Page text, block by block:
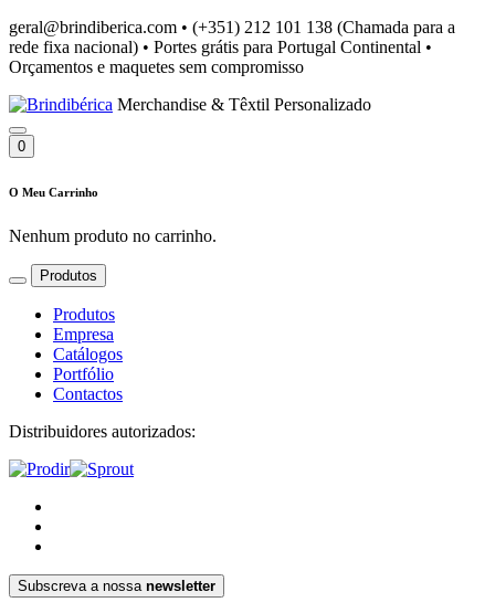
geral@brindiberica.com • (+351) 212 101 138 (Chamada para a
rede fixa nacional) • Portes grátis para Portugal Continental •
Orçamentos e maquetes sem compromisso
Merchandise & Têxtil Personalizado
0
O Meu Carrinho
Nenhum produto no carrinho.
Produtos
Produtos
Empresa
Catálogos
Portfólio
Contactos
Distribuidores autorizados:
Subscreva a nossa newsletter